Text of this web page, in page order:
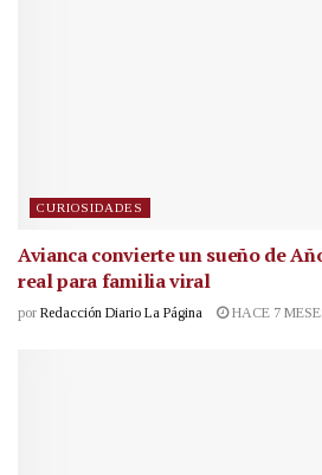
CURIOSIDADES
Avianca convierte un sueño de
real para familia viral
por Redacción Diario La Página HACE 7